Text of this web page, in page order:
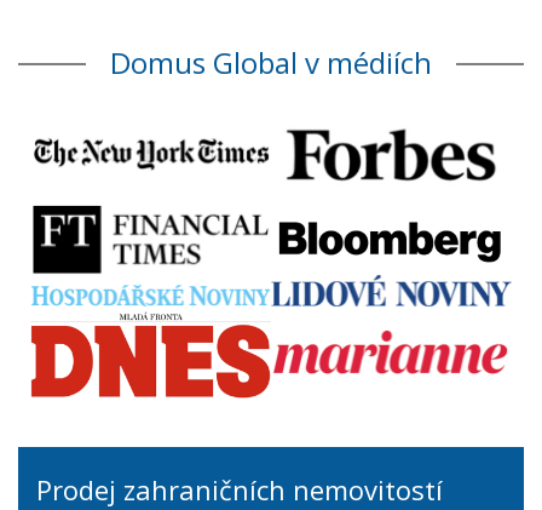
Domus Global v médiích
Prodej zahraničních nemovitostí